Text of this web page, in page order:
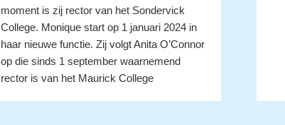
moment is zij rector van het Sondervick
College. Monique start op 1 januari 2024 in
haar nieuwe functie. Zij volgt Anita O’Connor
op die sinds 1 september waarnemend
rector is van het Maurick College